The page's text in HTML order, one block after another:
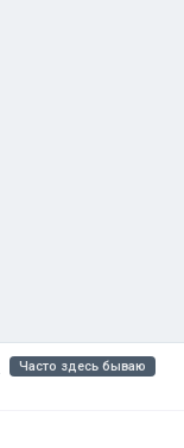
Часто здесь бываю